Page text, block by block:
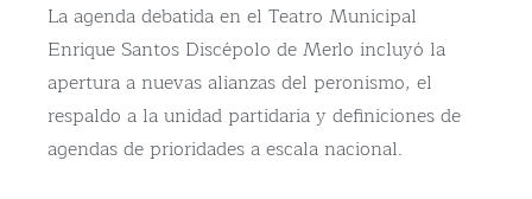
La agenda debatida en el Teatro Municipal
Enrique Santos Discépolo de Merlo incluyó la
apertura a nuevas alianzas del peronismo, el
respaldo a la unidad partidaria y definiciones de
agendas de prioridades a escala nacional.